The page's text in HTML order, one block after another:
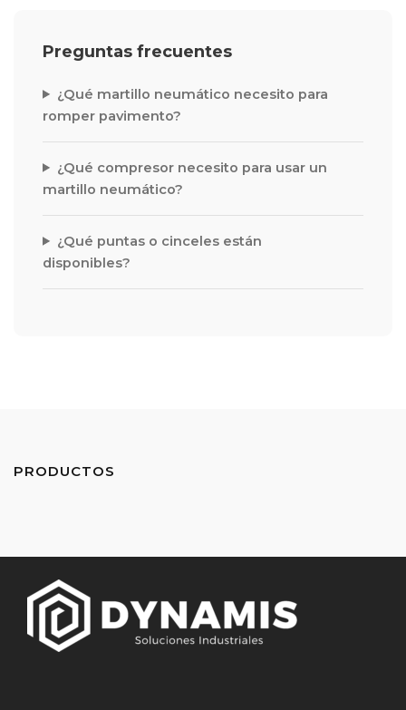
Preguntas frecuentes
¿Qué martillo neumático necesito para
romper pavimento?
¿Qué compresor necesito para usar un
martillo neumático?
¿Qué puntas o cinceles están
disponibles?
PRODUCTOS